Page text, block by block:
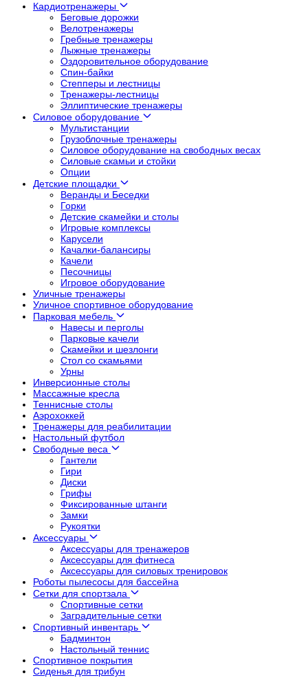
Кардиотренажеры
Беговые дорожки
Велотренажеры
Гребные тренажеры
Лыжные тренажеры
Оздоровительное оборудование
Спин-байки
Степперы и лестницы
Тренажеры-лестницы
Эллиптические тренажеры
Силовое оборудование
Мультистанции
Грузоблочные тренажеры
Силовое оборудование на свободных весах
Силовые скамьи и стойки
Опции
Детские площадки
Веранды и Беседки
Горки
Детские скамейки и столы
Игровые комплексы
Карусели
Качалки-балансиры
Качели
Песочницы
Игровое оборудование
Уличные тренажеры
Уличное спортивное оборудование
Парковая мебель
Навесы и перголы
Парковые качели
Скамейки и шезлонги
Стол со скамьями
Урны
Инверсионные столы
Массажные кресла
Теннисные столы
Аэрохоккей
Тренажеры для реабилитации
Настольный футбол
Свободные веса
Гантели
Гири
Диски
Грифы
Фиксированные штанги
Замки
Рукоятки
Аксессуары
Аксессуары для тренажеров
Аксессуары для фитнеса
Аксессуары для силовых тренировок
Роботы пылесосы для бассейна
Сетки для спортзала
Спортивные сетки
Заградительные сетки
Спортивный инвентарь
Бадминтон
Настольный теннис
Спортивное покрытия
Сиденья для трибун